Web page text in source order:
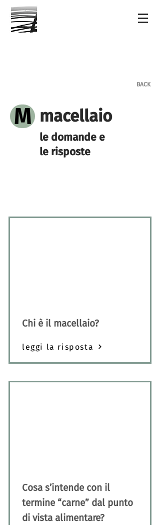
BACK
M macellaio
le domande e
le risposte
Chi è il macellaio?
leggi la risposta
Cosa s’intende con il
termine “carne” dal punto
di vista alimentare?